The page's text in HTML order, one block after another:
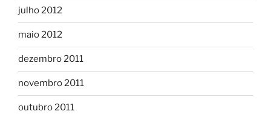
julho 2012
maio 2012
dezembro 2011
novembro 2011
outubro 2011